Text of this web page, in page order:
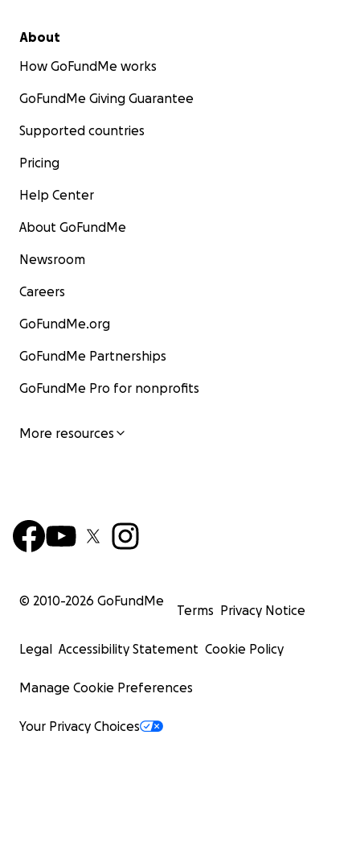
About
How GoFundMe works
GoFundMe Giving Guarantee
Supported countries
Pricing
Help Center
About GoFundMe
Newsroom
Careers
GoFundMe.org
GoFundMe Partnerships
GoFundMe Pro for nonprofits
More resources
© 2010-2026 GoFundMe
Terms Privacy Notice
Legal Accessibility Statement Cookie Policy
Manage Cookie Preferences
Your Privacy Choices